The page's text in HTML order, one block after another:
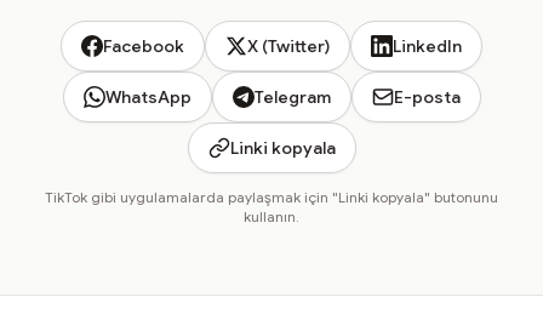
Facebook X (Twitter) LinkedIn
WhatsApp Telegram E-posta
Linki kopyala
TikTok gibi uygulamalarda paylaşmak için "Linki kopyala" butonunu
kullanın.